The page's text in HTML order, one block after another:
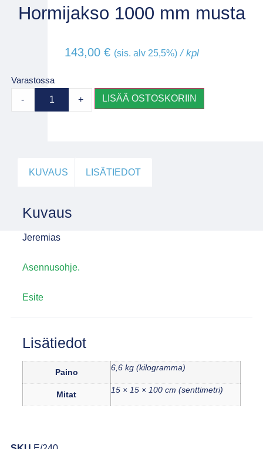
Hormijakso 1000 mm musta
143,00 € (sis. alv 25,5%)/ kpl
Varastossa
- + LISÄÄ OSTOSKORIIN
KUVAUS LISÄTIEDOT
Kuvaus
Jeremias
Asennusohje.
Esite
Lisätiedot
Paino 6,6 kg (kilogramma)
Mitat 15 × 15 × 100 cm (senttimetri)